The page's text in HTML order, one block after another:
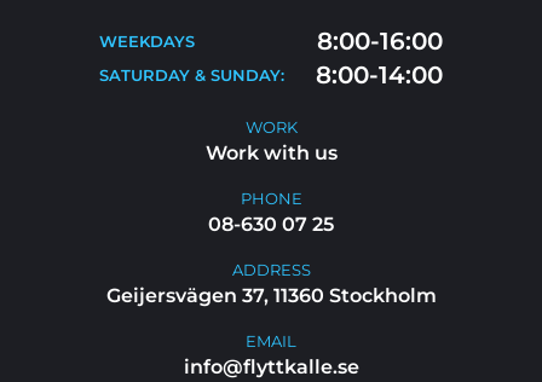
WORK WITH US
WEEKDAYS 8:00-16:00
SATURDAY & SUNDAY: 8:00-14:00
WORK
Work with us
PHONE
08-630 07 25
ADDRESS
Geijersvägen 37, 11360 Stockholm
EMAIL
info@flyttkalle.se